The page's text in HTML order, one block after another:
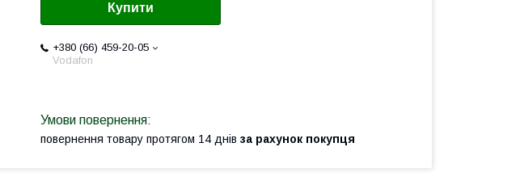
Купити
+380 (66) 459-20-05
Vodafon
повернення товару протягом 14 днів за рахунок покупця